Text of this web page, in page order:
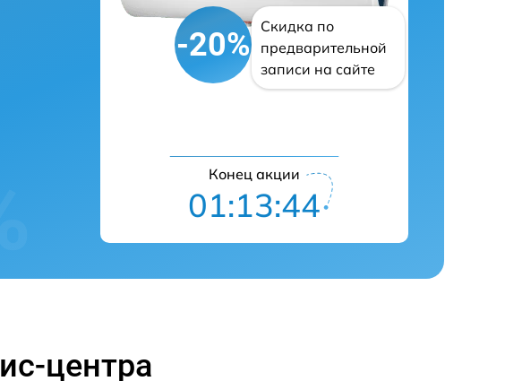
-20%
Скидка по
предварительной
записи на сайте
Конец акции
01:13:43
центра